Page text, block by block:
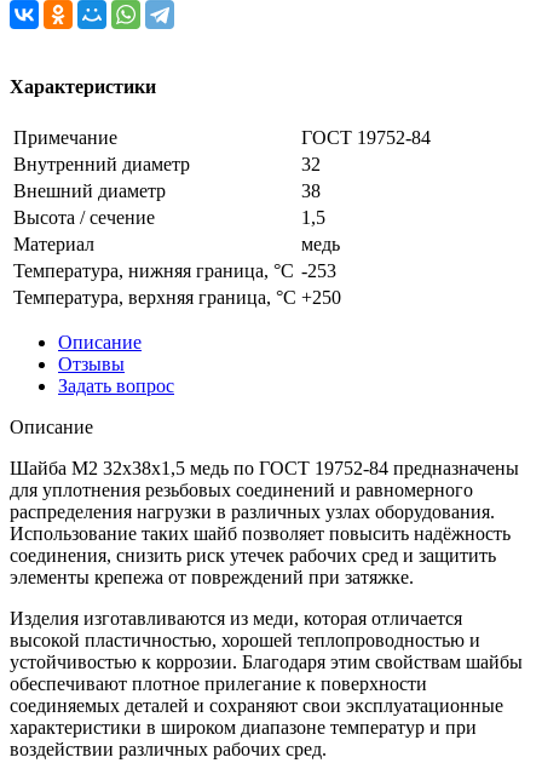
Характеристики
Примечание
ГОСТ 19752-84
Внутренний диаметр
32
Внешний диаметр
38
Высота / сечение
1,5
Материал
медь
Температура, нижняя граница, °C -253
Температура, верхняя граница, °C +250
Описание
Отзывы
Задать вопрос
Описание
Шайба M2 32x38x1,5 медь по ГОСТ 19752-84 предназначены
для уплотнения резьбовых соединений и равномерного
распределения нагрузки в различных узлах оборудования.
Использование таких шайб позволяет повысить надёжность
соединения, снизить риск утечек рабочих сред и защитить
элементы крепежа от повреждений при затяжке.
Изделия изготавливаются из меди, которая отличается
высокой пластичностью, хорошей теплопроводностью и
устойчивостью к коррозии. Благодаря этим свойствам шайбы
обеспечивают плотное прилегание к поверхности
соединяемых деталей и сохраняют свои эксплуатационные
характеристики в широком диапазоне температур и при
воздействии различных рабочих сред.